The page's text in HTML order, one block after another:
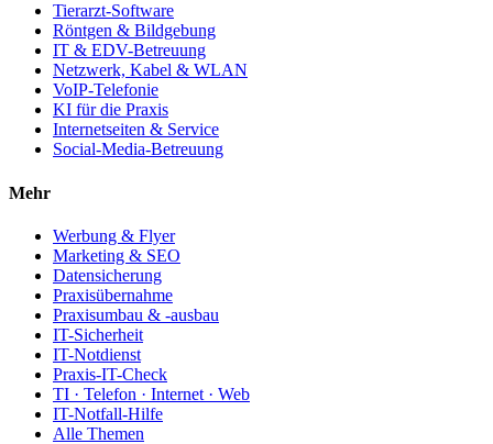
Tierarzt-Software
Röntgen & Bildgebung
IT & EDV-Betreuung
Netzwerk, Kabel & WLAN
VoIP-Telefonie
KI für die Praxis
Internetseiten & Service
Social-Media-Betreuung
Mehr
Werbung & Flyer
Marketing & SEO
Datensicherung
Praxisübernahme
Praxisumbau & -ausbau
IT-Sicherheit
IT-Notdienst
Praxis-IT-Check
TI · Telefon · Internet · Web
IT-Notfall-Hilfe
Alle Themen